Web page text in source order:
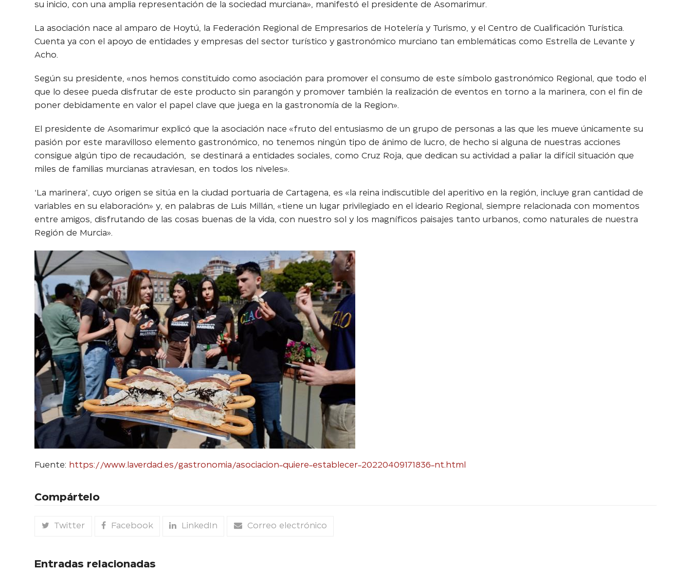
su inicio, con una amplia representación de la sociedad murciana», manifestó el presidente de Asomarimur.
La asociación nace al amparo de Hoytú, la Federación Regional de Empresarios de Hotelería y Turismo, y el Centro de Cualificación Turística.
Cuenta ya con el apoyo de entidades y empresas del sector turístico y gastronómico murciano tan emblemáticas como Estrella de Levante y
Acho.
Según su presidente, «nos hemos constituido como asociación para promover el consumo de este símbolo gastronómico Regional, que todo el
que lo desee pueda disfrutar de este producto sin parangón y promover también la realización de eventos en torno a la marinera, con el fin de
poner debidamente en valor el papel clave que juega en la gastronomía de la Region».
El presidente de Asomarimur explicó que la asociación nace «fruto del entusiasmo de un grupo de personas a las que les mueve únicamente su
pasión por este maravilloso elemento gastronómico, no tenemos ningún tipo de ánimo de lucro, de hecho si alguna de nuestras acciones
consigue algún tipo de recaudación, se destinará a entidades sociales, como Cruz Roja, que dedican su actividad a paliar la difícil situación que
miles de familias murcianas atraviesan, en todos los niveles».
‘La marinera’, cuyo origen se sitúa en la ciudad portuaria de Cartagena, es «la reina indiscutible del aperitivo en la región, incluye gran cantidad de
variables en su elaboración» y, en palabras de Luis Millán, «tiene un lugar privilegiado en el ideario Regional, siempre relacionada con momentos
entre amigos, disfrutando de las cosas buenas de la vida, con nuestro sol y los magníficos paisajes tanto urbanos, como naturales de nuestra
Región de Murcia».
Fuente: https://www.laverdad.es/gastronomia/asociacion-quiere-establecer-20220409171836-nt.html
Compártelo
Twitter Facebook LinkedIn Correo electrónico
Entradas relacionadas